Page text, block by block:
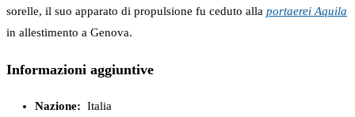
sorelle, il suo apparato di propulsione fu ceduto alla portaerei Aquila
in allestimento a Genova.
Informazioni aggiuntive
Nazione: Italia